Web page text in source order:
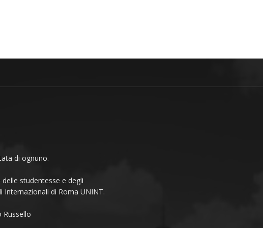
di ognuno.
studentesse e degli
Internazionali di Roma UNINT.
Russello